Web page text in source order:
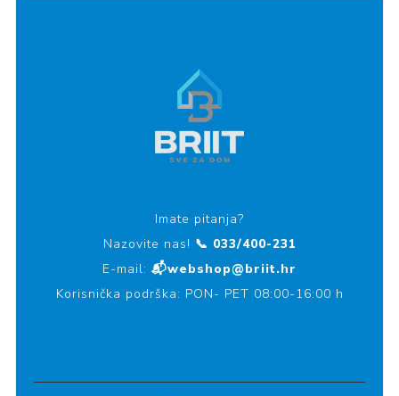
Imate pitanja?
Nazovite nas! 📞 033/400-231
E-mail: 📬webshop@briit.hr
Korisnička podrška: PON- PET 08:00-16:00 h